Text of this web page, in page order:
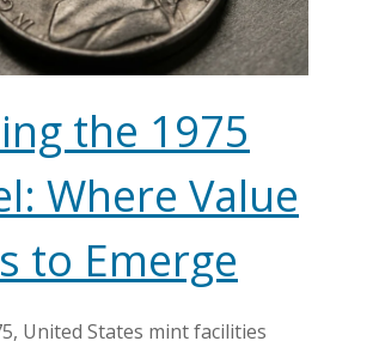
the 1975
Where Value
to Emerge
United States mint facilities